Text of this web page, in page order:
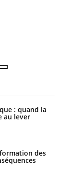
: quand la
au lever
des